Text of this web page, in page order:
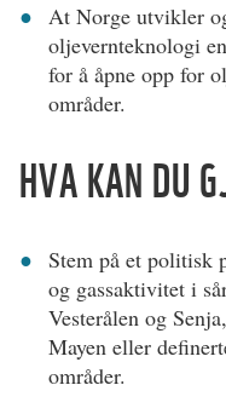
At Norge utvikler
oljevernteknologi
for å åpne opp for
områder.
HVA KAN DU
Stem på et politisk
og gassaktivitet i
Vesterålen og
Mayen eller
områder.